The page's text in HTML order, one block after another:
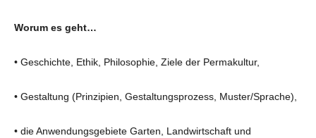
Worum es geht…
• Geschichte, Ethik, Philosophie, Ziele der Permakultur,
• Gestaltung (Prinzipien, Gestaltungsprozess, Muster/Sprache),
• die Anwendungsgebiete Garten, Landwirtschaft und